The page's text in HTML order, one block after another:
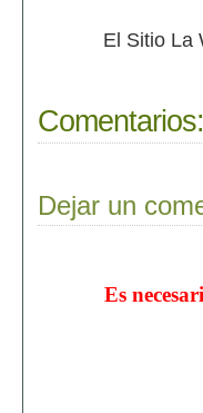
El Sitio La
Comentarios:
Dejar un
Es